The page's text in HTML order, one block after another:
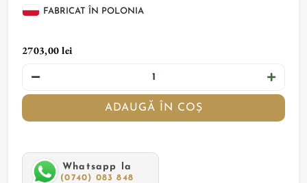
FABRICAT ÎN POLONIA
2703,00 lei
ADAUGĂ ÎN COȘ
Whatsapp la
(0740) 083 848